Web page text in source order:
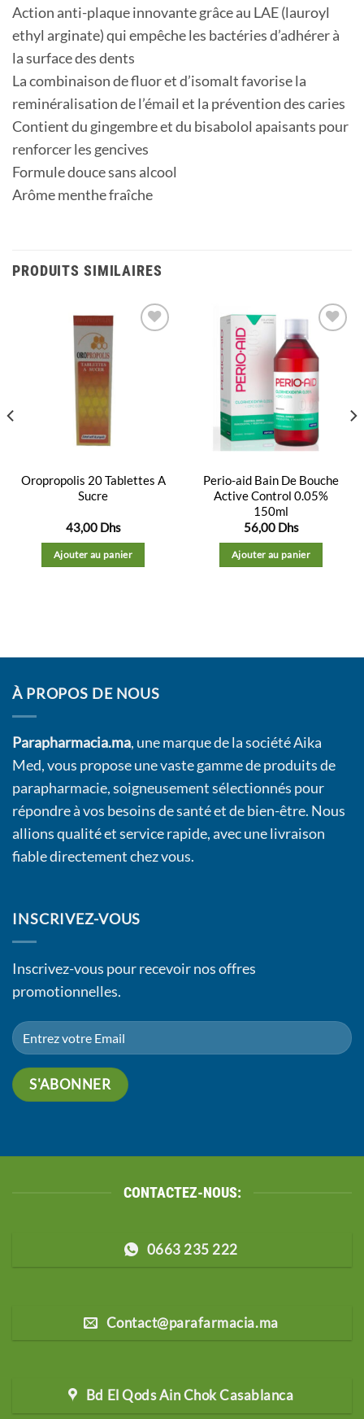
Action anti-plaque innovante grâce au LAE (lauroyl
ethyl arginate) qui empêche les bactéries d’adhérer à
la surface des dents
La combinaison de fluor et d’isomalt favorise la
reminéralisation de l’émail et la prévention des caries
Contient du gingembre et du bisabolol apaisants pour
renforcer les gencives
Formule douce sans alcool
Arôme menthe fraîche
PRODUITS SIMILAIRES
Oropropolis 20 Tablettes A
Sucre
43,00 Dhs
Ajouter au panier
Ajouter
liste
d’envies
Perio-aid Bain De Bouche
Active Control 0.05%
150ml
56,00 Dhs
Ajouter au panier
À PROPOS DE NOUS
Parapharmacia.ma, une marque de la société Aika
Med, vous propose une vaste gamme de produits de
parapharmacie, soigneusement sélectionnés pour
répondre à vos besoins de santé et de bien-être. Nous
allions qualité et service rapide, avec une livraison
fiable directement chez vous.
INSCRIVEZ-VOUS
Inscrivez-vous pour recevoir nos offres
promotionnelles.
CONTACTEZ-NOUS:
0663 235 222
Contact@parafarmacia.ma
Bd El Qods Ain Chok Casablanca